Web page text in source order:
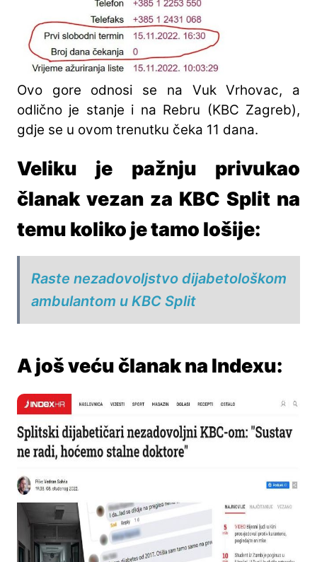
Ovo gore odnosi se na Vuk Vrhovac, a
odlično je stanje i na Rebru (KBC Zagreb),
gdje se u ovom trenutku čeka 11 dana.
Veliku je pažnju privukao
članak vezan za KBC Split na
temu koliko je tamo lošije:
Raste nezadovoljstvo dijabetološkom
ambulantom u KBC Split
A još veću članak na Indexu: